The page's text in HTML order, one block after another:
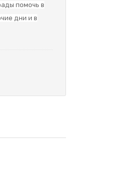
помочь в
дни и в